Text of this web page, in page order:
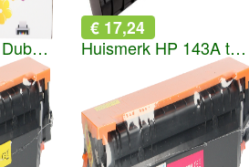
FLWR HP 201X Dubblepack zwart
€ 17,24
Huismerk HP 143A toner reload kit zwart